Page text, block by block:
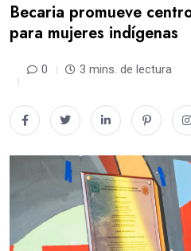
Becaria promueve
para mujeres indígenas
0 3 mins. de lectura